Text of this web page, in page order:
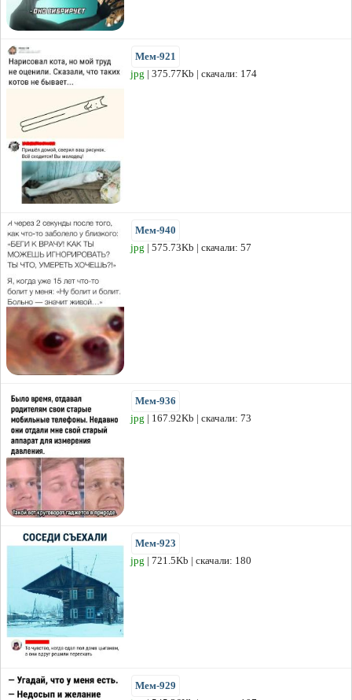
Мем-921
jpg | 375.77Kb | скачали: 174
Мем-940
jpg | 575.73Kb | скачали: 57
Мем-936
jpg | 167.92Kb | скачали: 73
Мем-923
jpg | 721.5Kb | скачали: 180
Мем-929